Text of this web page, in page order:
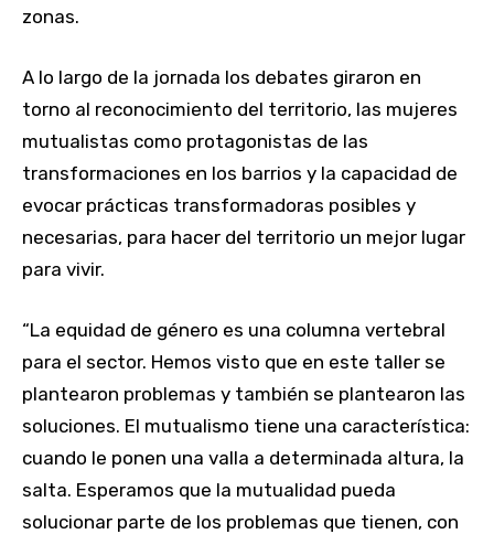
zonas.
A lo largo de la jornada los debates giraron en
torno al reconocimiento del territorio, las mujeres
mutualistas como protagonistas de las
transformaciones en los barrios y la capacidad de
evocar prácticas transformadoras posibles y
necesarias, para hacer del territorio un mejor lugar
para vivir.
“La equidad de género es una columna vertebral
para el sector. Hemos visto que en este taller se
plantearon problemas y también se plantearon las
soluciones. El mutualismo tiene una característica:
cuando le ponen una valla a determinada altura, la
salta. Esperamos que la mutualidad pueda
solucionar parte de los problemas que tienen, con